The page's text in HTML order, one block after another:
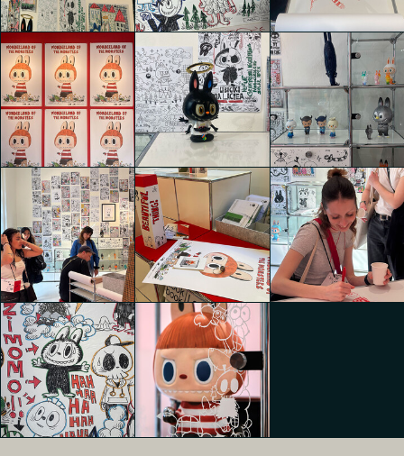
WONDERLAND
OF THE
MONSTERS
Ege Yaman
Gengor
WONDERLAND
OF THE
MONSTERS
Sofia Splendore
WONDERLAND
OF THE
MONSTERS
Sofia Splendore
WONDERLAND
OF THE
MONSTERS
Sofia Splendore
WONDERLAND
OF THE
MONSTERS
Sofia Splendore
WONDERLAND
OF THE
MONSTERS
Sizhu Li
WONDERLAND
OF THE
MONSTERS
Sizhu Li
WONDERLAND
OF THE
MONSTERS
Sizhu Li